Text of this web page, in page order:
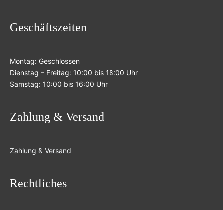
Geschäftszeiten
Montag: Geschlossen
Dienstag – Freitag: 10:00 bis 18:00 Uhr
Samstag: 10:00 bis 16:00 Uhr
Zahlung & Versand
Zahlung & Versand
Rechtliches